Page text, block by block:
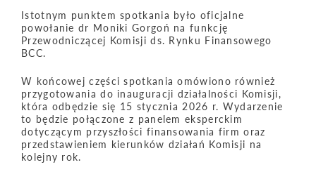
Istotnym punktem spotkania było oficjalne
powołanie dr Moniki Gorgoń na funkcję
Przewodniczącej Komisji ds. Rynku Finansowego
BCC.
W końcowej części spotkania omówiono również
przygotowania do inauguracji działalności Komisji,
która odbędzie się 15 stycznia 2026 r. Wydarzenie
to będzie połączone z panelem eksperckim
dotyczącym przyszłości finansowania firm oraz
przedstawieniem kierunków działań Komisji na
kolejny rok.